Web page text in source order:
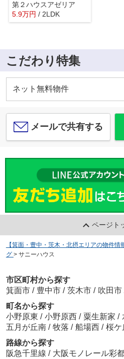
第２ハウスアゼリア
5.9万円 / 2LDK
こだわり特集
ネット無料物件
メールで共有する
ページト
【箕面・豊中・茨木・北摂エリアの物件情
グ > サニーハウス
市区町村から探す
箕面市 / 豊中市 / 茨木市 / 吹田市
町名から探す
小野原東 / 小野原西 / 粟生新家 /
五月が丘南 / 牧落 / 船場西 / 桜ケ
路線から探す
阪急千里線 / 大阪モノレール彩